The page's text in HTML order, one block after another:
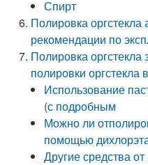
Спирт
Полировка
рекомендации по
Полировка
полировки
Использование
(с подробным
Можно ли
помощью
Другие средства